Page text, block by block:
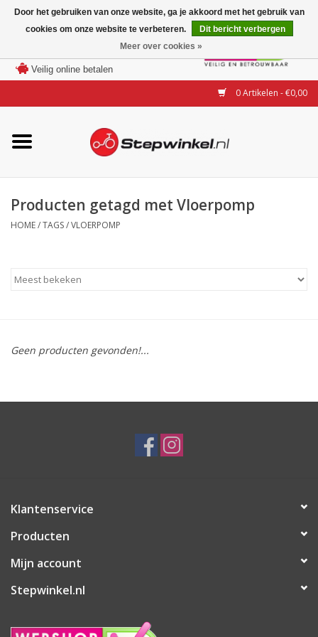
Veilig online betalen
0 Artikelen - €0,00
Merken
Modellen
Accessoires
Steps huren of uitproberen
Producten getagd met Vloerpomp
HOME/TAGS/VLOERPOMP
Geen producten gevonden!...
Klantenservice
Producten
Mijn account
Stepwinkel.nl
Door het gebruiken van onze website, ga je akkoord met het gebruik van
cookies om onze website te verbeteren.
Dit bericht verbergen
Meer over cookies »